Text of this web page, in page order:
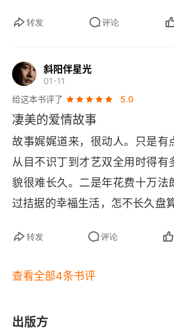
部分人对她们没有理解。像书中
尔芒不止一次表示想进入她的头
特作为妓女在当时的社会有这样
是在当时的社会舆论压力下，阿
族的利益和荣誉，拆散了玛格丽
两方都陷入了悲伤的情感当中。
逝世，阿尔芒也后悔莫及。这是
剧，也是时代社会下的悲剧。@
转发 评论
斜阳伴星光
01-11
给这本书评了
5.0
凄美的爱情故事
故事娓娓道来，很动人。只是有
从目不识丁到才艺双全用时得有
貌很难长久。二是年花费十万法
过拮据的幸福生活，怎不长久盘
转发 评论
查看全部4条书评
出版方